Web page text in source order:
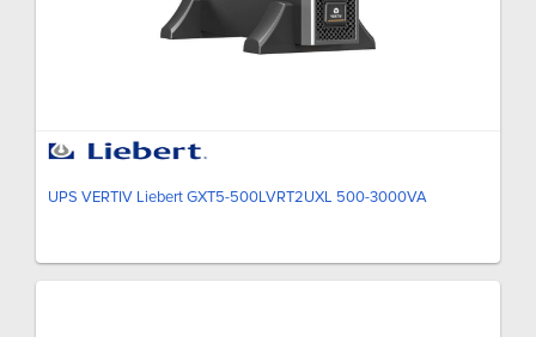
UPS VERTIV Liebert GXT5-500LVRT2UXL 500-3000VA